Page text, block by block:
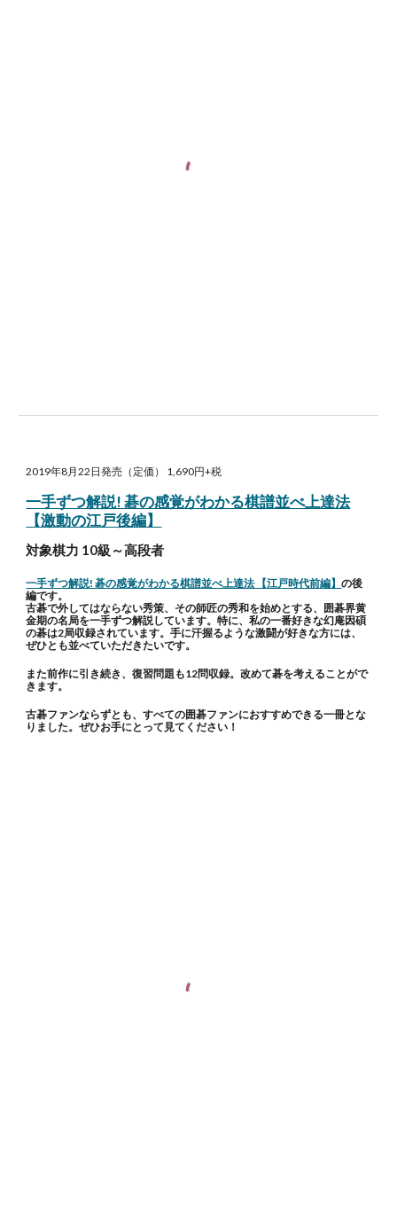
2019年8月22日発売（定価） 1,690円+税
一手ずつ解説! 碁の感覚がわかる棋譜並べ上達法
【激動の江戸後編】
対象棋力 10級～高段者
一手ずつ解説! 碁の感覚がわかる棋譜並べ上達法 【江戸時代前編】の後
編です。
古碁で外してはならない秀策、その師匠の秀和を始めとする、囲碁界黄
金期の名局を一手ずつ解説しています。特に、私の一番好きな幻庵因碩
の碁は2局収録されています。手に汗握るような激闘が好きな方には、
ぜひとも並べていただきたいです。
また前作に引き続き、復習問題も12問収録。改めて碁を考えることがで
きます。
古碁ファンならずとも、すべての囲碁ファンにおすすめできる一冊とな
りました。ぜひお手にとって見てください！